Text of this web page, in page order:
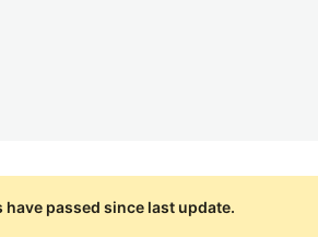
have passed since last update.